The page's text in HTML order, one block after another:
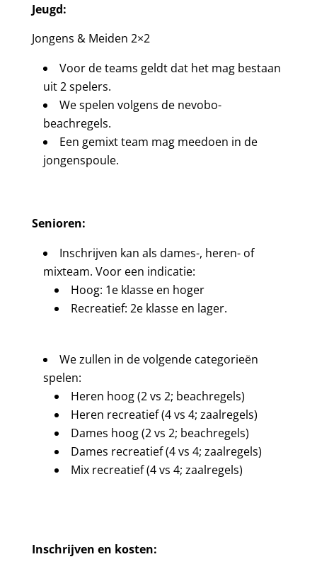
Jeugd:
Jongens & Meiden 2×2
Voor de teams geldt dat het mag bestaan
uit 2 spelers.
We spelen volgens de nevobo-
beachregels.
Een gemixt team mag meedoen in de
jongenspoule.
Senioren:
Inschrijven kan als dames-, heren- of
mixteam. Voor een indicatie:
Hoog: 1e klasse en hoger
Recreatief: 2e klasse en lager.
We zullen in de volgende categorieën
spelen:
Heren hoog(2 vs 2; beachregels)
Heren recreatief(4 vs 4; zaalregels)
Dames hoog(2 vs 2; beachregels)
Dames recreatief(4 vs 4; zaalregels)
Mix recreatief(4 vs 4; zaalregels)
Inschrijven en kosten: